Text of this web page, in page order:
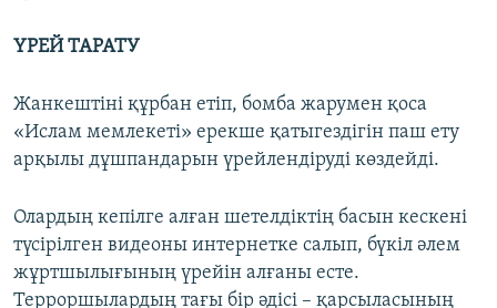
ҮРЕЙ ТАРАТУ
Жанкештіні құрбан етіп, бомба жарумен қоса
«Ислам мемлекеті» ерекше қатыгездігін паш ету
арқылы дұшпандарын үрейлендіруді көздейді.
Олардың кепілге алған шетелдіктің басын кескені
түсірілген видеоны интернетке салып, бүкіл әлем
жұртшылығының үрейін алғаны есте.
Терроршылардың тағы бір әдісі – қарсыласының